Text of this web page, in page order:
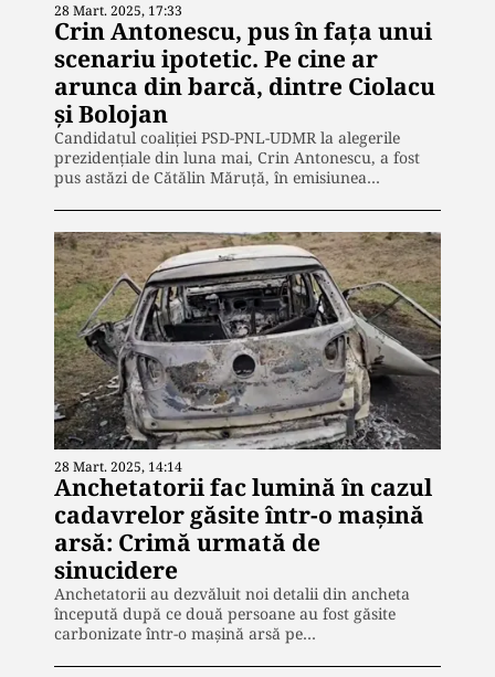
28 Mart. 2025, 17:33
Crin Antonescu, pus în fața unui
scenariu ipotetic. Pe cine ar
arunca din barcă, dintre Ciolacu
și Bolojan
Candidatul coaliției PSD-PNL-UDMR la alegerile
prezidențiale din luna mai, Crin Antonescu, a fost
pus astăzi de Cătălin Măruță, în emisiunea…
28 Mart. 2025, 14:14
Anchetatorii fac lumină în cazul
cadavrelor găsite într-o maşină
arsă: Crimă urmată de
sinucidere
Anchetatorii au dezvăluit noi detalii din ancheta
începută după ce două persoane au fost găsite
carbonizate într-o maşină arsă pe…